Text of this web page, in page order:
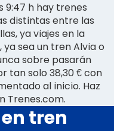
9:47 h hay trenes
distintas entre las
ya viajes en la
sea un tren Alvia o
sobre pasarán
tan solo 38,30 € con
al inicio. Haz
Trenes.com.
tren